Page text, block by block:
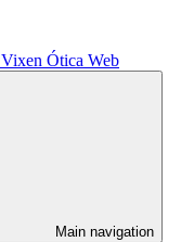
Vixen Ótica Web
Main navigation